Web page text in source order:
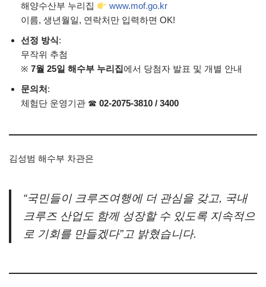
해양수산부 누리집
www.mof.go.kr
이름, 생년월일, 연락처만 입력하면 OK!
선정 방식:
무작위 추첨
※ 7월 25일 해수부 누리집에서 당첨자 발표 및 개별 안내
문의처:
체험단 운영기관 ☎ 02-2075-3810 / 3400
김성범 해수부 차관은
“국민들이 크루즈여행에 더 관심을 갖고, 국내
크루즈 산업도 함께 성장할 수 있도록 지속적으
로 기회를 만들겠다”고 밝혔습니다.